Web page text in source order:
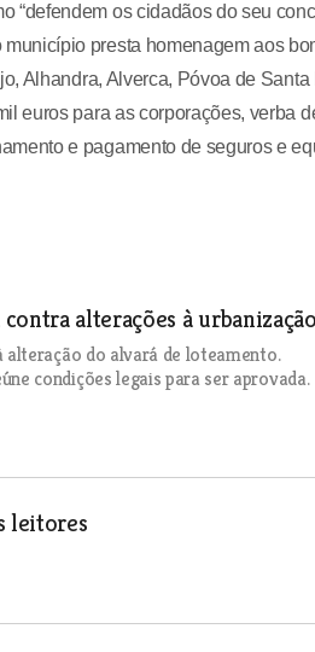
“defendem os cidadãos do seu
presta homenagem aos
Alhandra, Alverca, Póvoa de
euros para as corporações, verba
e pagamento de seguros e
alterações à urbanização
alteração do alvará de loteamento.
condições legais para ser aprovada.
leitores